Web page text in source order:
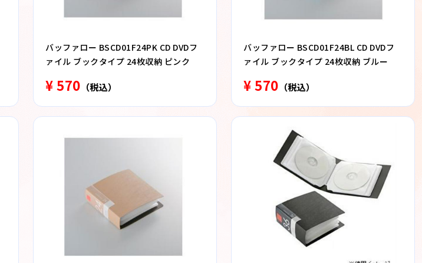
バッファロー BSCD01F24PK CD DVDフ
ァイル ブックタイプ 24枚収納 ピンク
¥ 570 （税込）
バッファロー BSCD01F24BL CD DVDフ
ァイル ブックタイプ 24枚収納 ブルー
¥ 570 （税込）